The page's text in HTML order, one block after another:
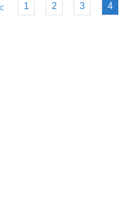
1 2 3 4